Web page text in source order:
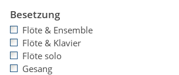
Besetzung
Flöte & Ensemble
Flöte & Klavier
Flöte solo
Gesang